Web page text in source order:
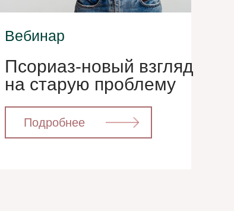
Вебинар
Псориаз-новый взгляд
на старую проблему
⁣⁣⠀⁣⁣⠀Подробнее